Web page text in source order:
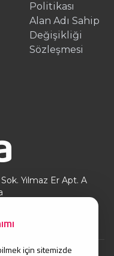
Politikası
Alan Adı Sahip
Değişikliği
Sözleşmesi
Yılmaz Er Apt. A
için sitemizde